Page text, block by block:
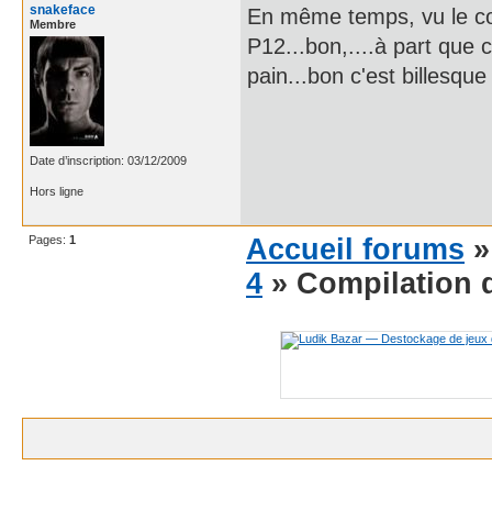
snakeface
Membre
Date d’inscription: 03/12/2009
En même temps, vu le
P12...bon,....à part que
pain...bon c'est
Hors ligne
Pages: 1 Accueil forums
4 » Compilation